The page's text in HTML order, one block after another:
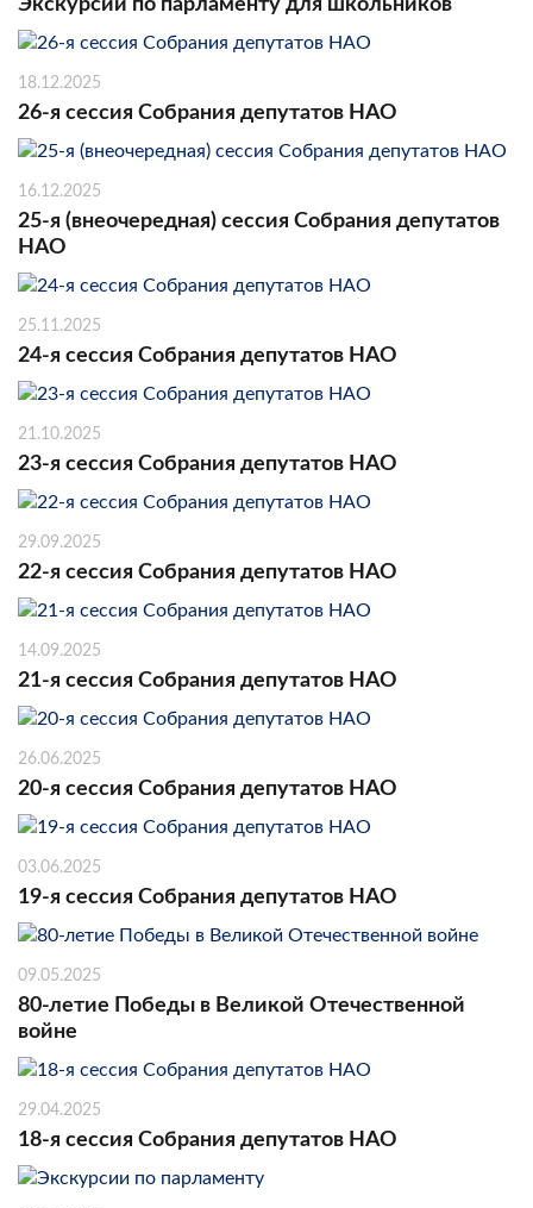
Экскурсии по парламенту для школьников
18.12.2025
26-я сессия Собрания депутатов НАО
16.12.2025
25-я (внеочередная) сессия Собрания депутатов
НАО
25.11.2025
24-я сессия Собрания депутатов НАО
21.10.2025
23-я сессия Собрания депутатов НАО
29.09.2025
22-я сессия Собрания депутатов НАО
14.09.2025
21-я сессия Собрания депутатов НАО
26.06.2025
20-я сессия Собрания депутатов НАО
03.06.2025
19-я сессия Собрания депутатов НАО
09.05.2025
80-летие Победы в Великой Отечественной
войне
29.04.2025
18-я сессия Собрания депутатов НАО